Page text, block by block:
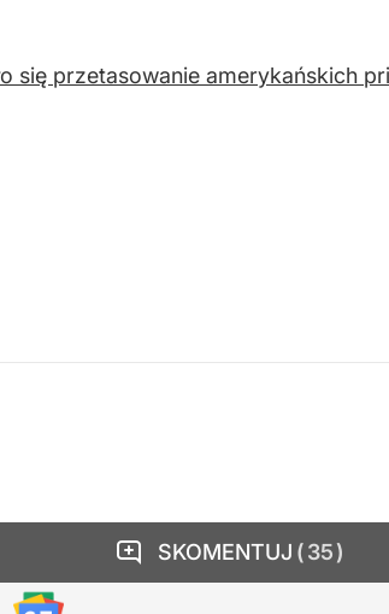
się przetasowanie amerykańskich
SKOMENTUJ 35